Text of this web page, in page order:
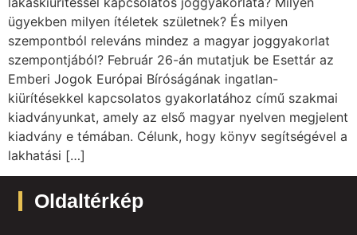
ügyekben milyen ítéletek születnek? És milyen
szempontból releváns mindez a magyar joggyakorlat
szempontjából? Február 26-án mutatjuk be Esettár az
Emberi Jogok Európai Bíróságának ingatlan-
kiürítésekkel kapcsolatos gyakorlatához című szakmai
kiadványunkat, amely az első magyar nyelven megjelent
kiadvány e témában. Célunk, hogy könyv segítségével a
lakhatási […]
Oldaltérkép